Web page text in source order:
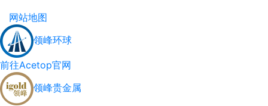
网站地图
领峰环球
前往Acetop官网
领峰贵金属